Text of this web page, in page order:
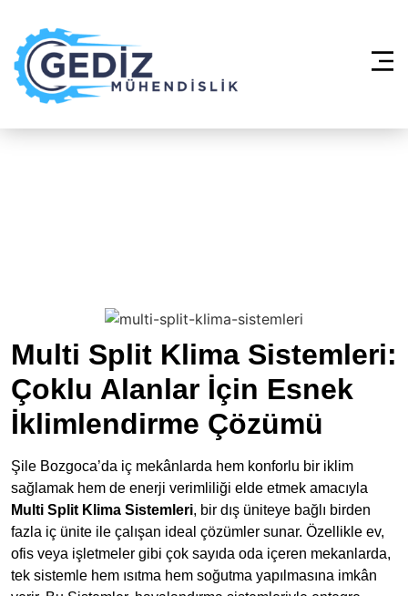
Multi Split Klima Sistemleri:
Çoklu Alanlar İçin Esnek
İklimlendirme Çözümü
Şile Bozgoca’da iç mekânlarda hem konforlu bir iklim
sağlamak hem de enerji verimliliği elde etmek amacıyla
Multi Split Klima Sistemleri, bir dış üniteye bağlı birden
fazla iç ünite ile çalışan ideal çözümler sunar. Özellikle ev,
ofis veya işletmeler gibi çok sayıda oda içeren mekanlarda,
tek sistemle hem ısıtma hem soğutma yapılmasına imkân